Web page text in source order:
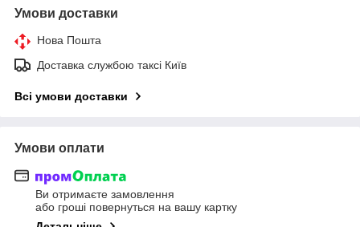
Умови доставки
Нова Пошта
Доставка службою таксі Київ
Всі умови доставки
Умови оплати
Ви отримаєте замовлення
або гроші повернуться на вашу картку